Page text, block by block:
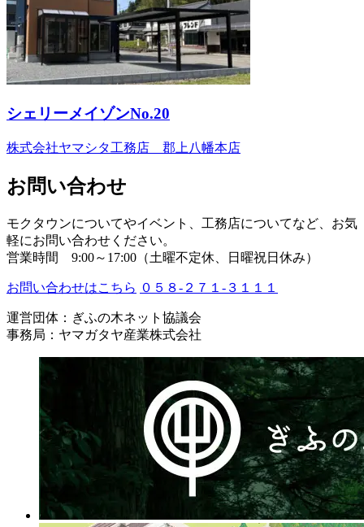
シェリーメイゾンNo.20
株式会社ヤマシタ工務店 郡上八幡本店
お問い合わせ
モクタウンについてやイベント、工務店についてなど、お気
軽にお問い合わせください。
営業時間 9:00～17:00（土曜不定休、日曜祝日休み）
お問い合わせはこちら ０５８-２７１-３１１１
運営団体：ぎふの木ネット協議会
事務局：ヤマガタヤ産業株式会社